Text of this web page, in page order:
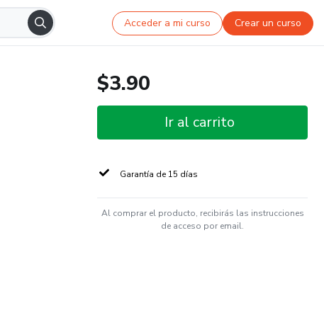
Acceder a mi curso Crear un curso
$3.90
Ir al carrito
Garantía de 15 días
Al comprar el producto, recibirás las instrucciones
de acceso por email.